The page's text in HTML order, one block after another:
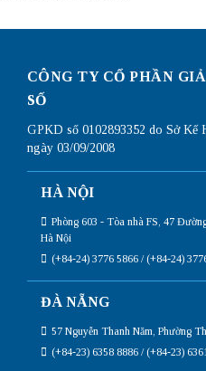
CÔNG TY CỔ PHẦN
SỐ
GPKD số 0102893352 do Sở
ngày 03/09/2008
HÀ NỘI
Phòng 603 - Tòa nhà FS, 47
Hà Nội
(+84-24) 3776 5866 / (+84-24)
ĐÀ NẴNG
57 Nguyễn Thanh Năm, Phường
(+84-23) 6358 8886 / (+84-23)